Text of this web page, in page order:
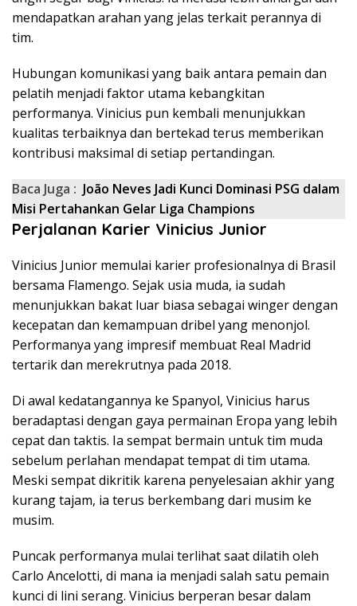
mendapatkan arahan yang jelas terkait perannya di
tim.
Hubungan komunikasi yang baik antara pemain dan
pelatih menjadi faktor utama kebangkitan
performanya. Vinicius pun kembali menunjukkan
kualitas terbaiknya dan bertekad terus memberikan
kontribusi maksimal di setiap pertandingan.
Baca Juga : João Neves Jadi Kunci Dominasi PSG dalam
Misi Pertahankan Gelar Liga Champions
Perjalanan Karier Vinicius Junior
Vinicius Junior memulai karier profesionalnya di Brasil
bersama Flamengo. Sejak usia muda, ia sudah
menunjukkan bakat luar biasa sebagai winger dengan
kecepatan dan kemampuan dribel yang menonjol.
Performanya yang impresif membuat Real Madrid
tertarik dan merekrutnya pada 2018.
Di awal kedatangannya ke Spanyol, Vinicius harus
beradaptasi dengan gaya permainan Eropa yang lebih
cepat dan taktis. Ia sempat bermain untuk tim muda
sebelum perlahan mendapat tempat di tim utama.
Meski sempat dikritik karena penyelesaian akhir yang
kurang tajam, ia terus berkembang dari musim ke
musim.
Puncak performanya mulai terlihat saat dilatih oleh
Carlo Ancelotti, di mana ia menjadi salah satu pemain
kunci di lini serang. Vinicius berperan besar dalam